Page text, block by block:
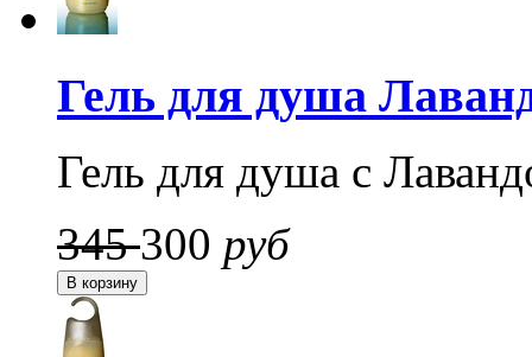
Гель для душа
Гель для душа с
345300 руб